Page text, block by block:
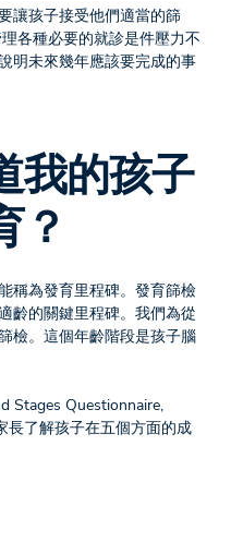
讓孩子接受他們適當的篩
各種必要的就診是件壓力不
明未來幾年應該要完成的事
我的孩子
？
稱為發育里程碑。發育篩檢
齡的關鍵里程碑。我們為從
檢。這個年齡階段是孩子腦
Stages Questionnaire,
長了解孩子在五個方面的成